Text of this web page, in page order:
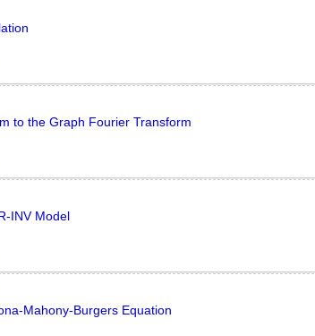
to the Graph Fourier Transform
INV Model
Mahony-Burgers Equation